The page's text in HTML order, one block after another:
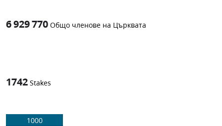
6 929 770 Общо членове на Църквата
1742 Stakes
1000